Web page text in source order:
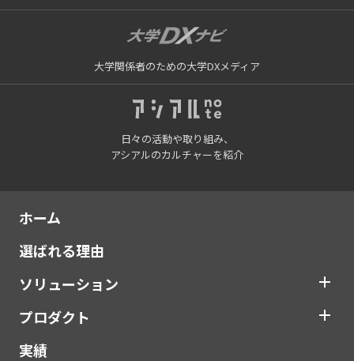
大学関係者のための大学DXメディア
日々の活動や取り組み、
アシアルのカルチャーを紹介
ホーム
選ばれる理由
ソリューション
プロダクト
実績